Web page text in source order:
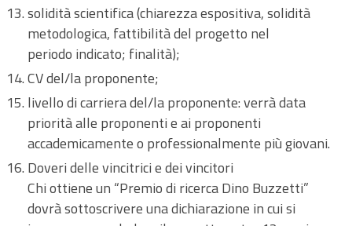
solidità scientifica (chiarezza espositiva, solidità
metodologica, fattibilità del progetto nel
periodo indicato; finalità);
CV del/la proponente;
livello di carriera del/la proponente: verrà data
priorità alle proponenti e ai proponenti
accademicamente o professionalmente più giovani.
Doveri delle vincitrici e dei vincitori
Chi ottiene un “Premio di ricerca Dino Buzzetti”
dovrà sottoscrivere una dichiarazione in cui si